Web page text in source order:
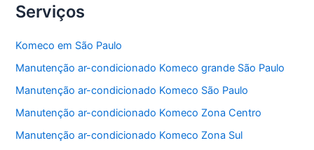
c
e
b
o
o
k
itt
er s
A
p
p
Serviços
Komeco em São Paulo
Manutenção ar-condicionado Komeco grande São Paulo
Manutenção ar-condicionado Komeco São Paulo
Manutenção ar-condicionado Komeco Zona Centro
Manutenção ar-condicionado Komeco Zona Sul